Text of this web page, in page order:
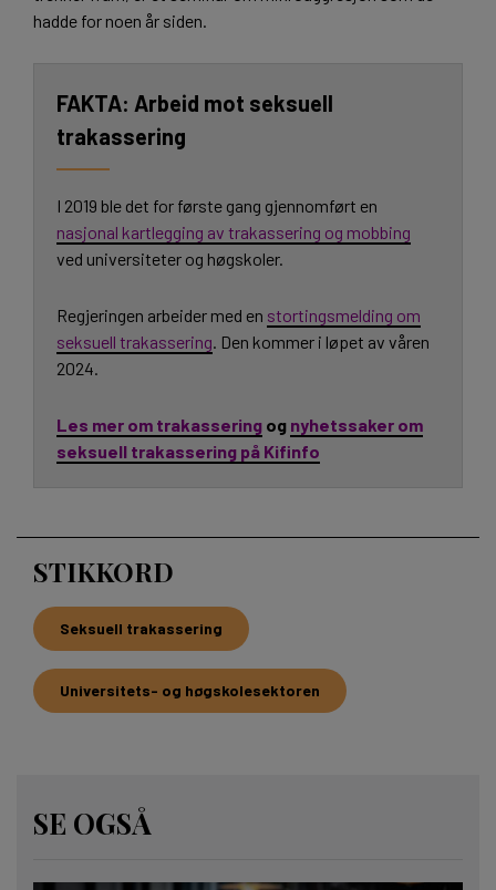
hadde for noen år siden.
Arbeid mot seksuell
trakassering
I 2019 ble det for første gang gjennomført en
nasjonal kartlegging av trakassering og mobbing
ved universiteter og høgskoler.
Regjeringen arbeider med en stortingsmelding om
seksuell trakassering. Den kommer i løpet av våren
2024.
Les mer om trakassering og nyhetssaker om
seksuell trakassering på Kifinfo
STIKKORD
Seksuell trakassering
Universitets- og høgskolesektoren
SE OGSÅ